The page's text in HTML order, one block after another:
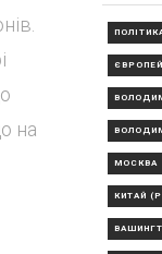
на
МОСКВА
КИТАЙ